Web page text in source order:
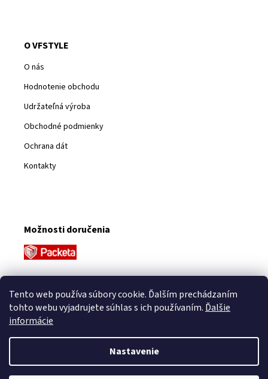
Tento web používa súbory cookie. Ďalším prechádzaním
tohto webu vyjadrujete súhlas s ich používaním. Ďalšie
informácie
Nastavenie
O VFSTYLE
O nás
Hodnotenie obchodu
Udržateľná výroba
Obchodné podmienky
Ochrana dát
Kontakty
Možnosti doručenia